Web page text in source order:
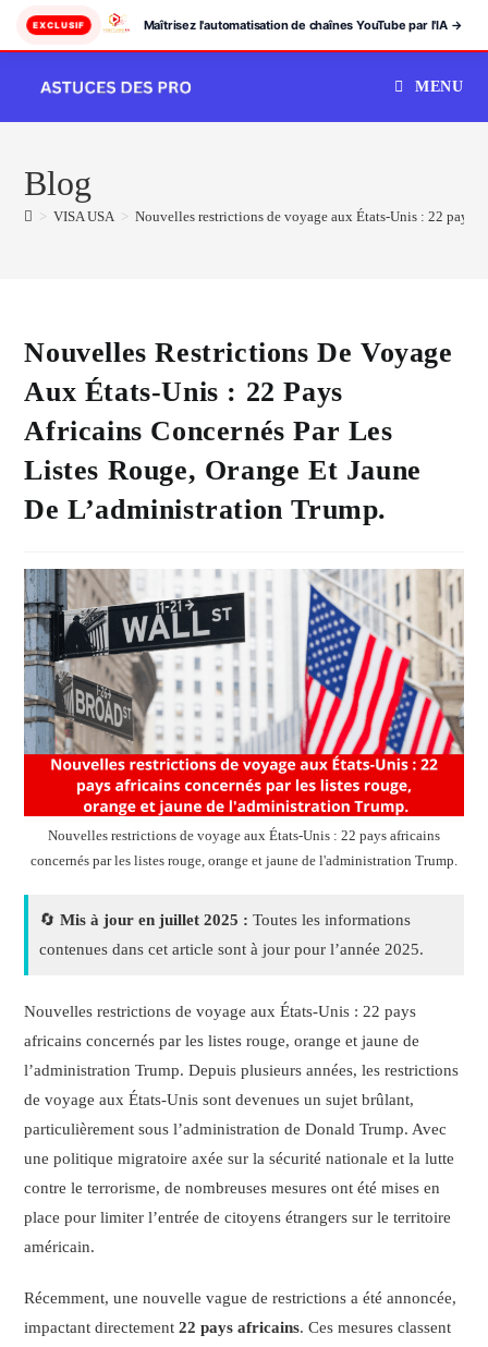
EXCLUSIF Maîtrisez l'automatisation de chaînes YouTube par l'IA →
content
MENU
Blog
> VISA USA > Nouvelles restrictions de voyage aux États-Unis : 22 pays
Nouvelles Restrictions De Voyage
Aux États-Unis : 22 Pays
Africains Concernés Par Les
Listes Rouge, Orange Et Jaune
De L’administration Trump.
Nouvelles restrictions de voyage aux États-Unis : 22 pays africains
concernés par les listes rouge, orange et jaune de l'administration Trump.
🔄Mis à jour en juillet 2025 : Toutes les informations
contenues dans cet article sont à jour pour l’année 2025.
Nouvelles restrictions de voyage aux États-Unis : 22 pays
africains concernés par les listes rouge, orange et jaune de
l’administration Trump. Depuis plusieurs années, les restrictions
de voyage aux États-Unis sont devenues un sujet brûlant,
particulièrement sous l’administration de Donald Trump. Avec
une politique migratoire axée sur la sécurité nationale et la lutte
contre le terrorisme, de nombreuses mesures ont été mises en
place pour limiter l’entrée de citoyens étrangers sur le territoire
américain.
Récemment, une nouvelle vague de restrictions a été annoncée,
impactant directement22 pays africains. Ces mesures classent